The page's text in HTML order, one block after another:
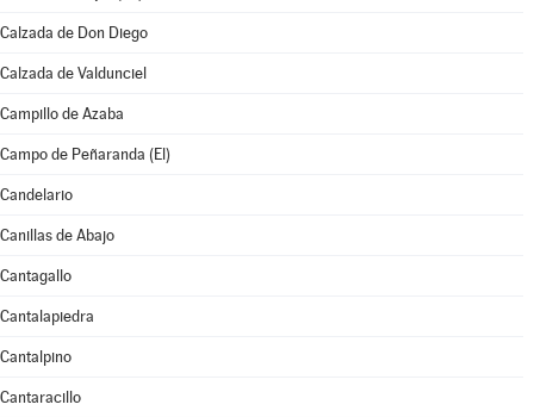
Calzada de Don Diego
Calzada de Valdunciel
Campillo de Azaba
Campo de Peñaranda (El)
Candelario
Canillas de Abajo
Cantagallo
Cantalapiedra
Cantalpino
Cantaracillo